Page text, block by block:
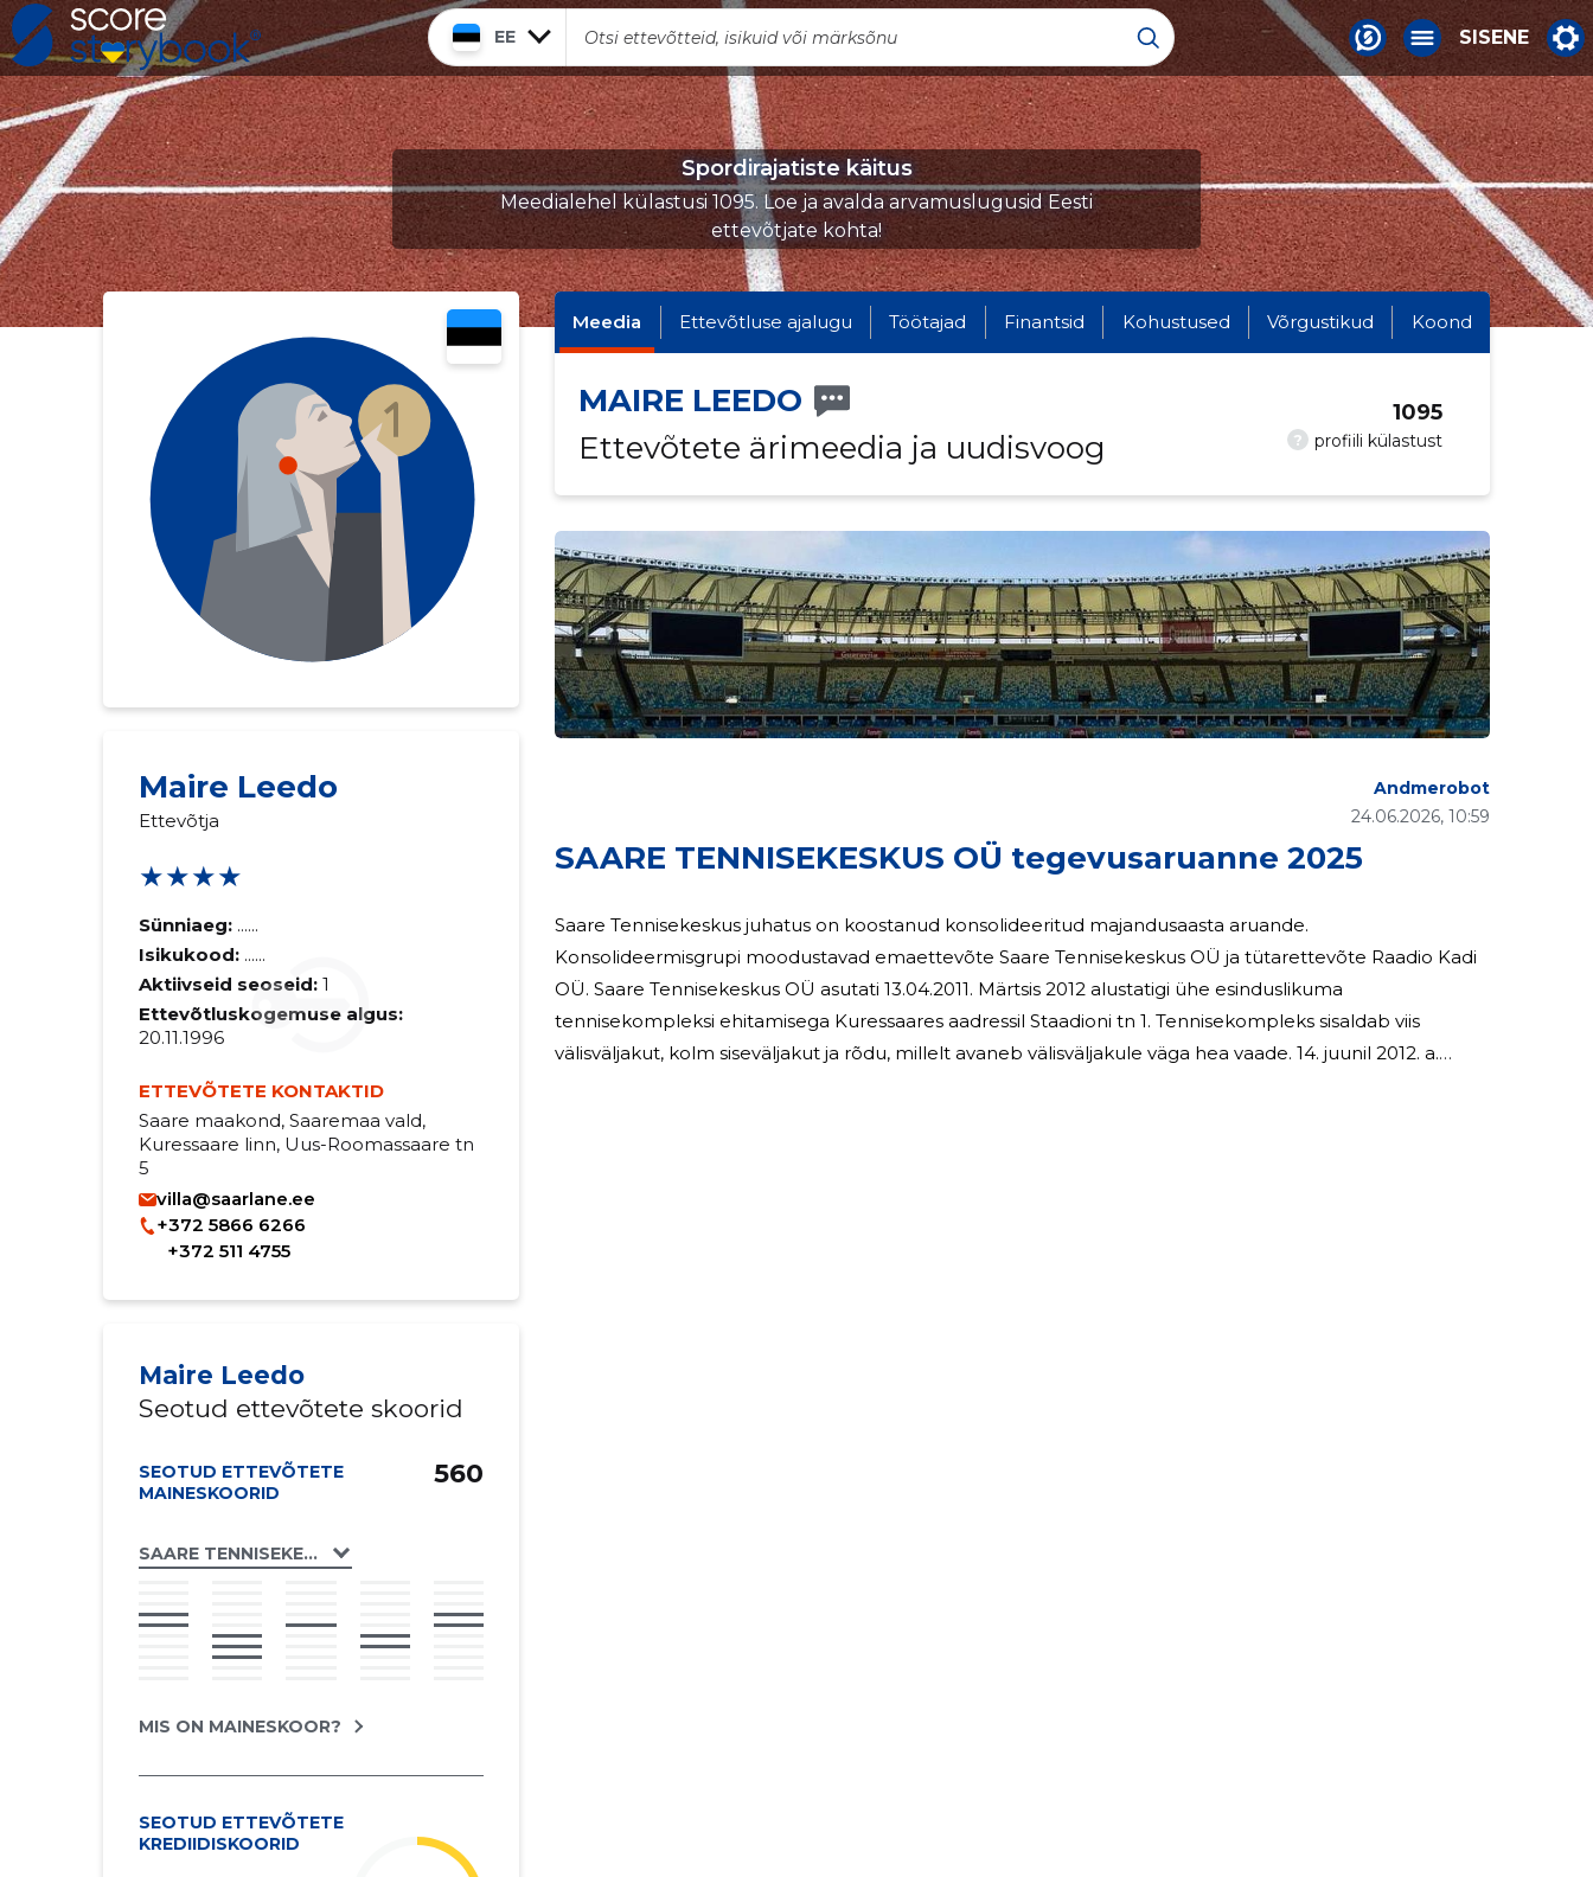
EE SISENE
Spordirajatiste käitus
Meedialehel külastusi 1095. Loe ja avalda arvamuslugusid Eesti
ettevõtjate kohta!
Maire Leedo
Ettevõtja
★★★★
Sünniaeg: ......
Isikukood: ......
Aktiivseid seoseid: 1
Ettevõtluskogemuse algus:
20.11.1996
ETTEVÕTETE KONTAKTID
Saare maakond, Saaremaa vald,
Kuressaare linn, Uus-Roomassaare tn
5
villa@saarlane.ee
+372 5866 6266
+372 511 4755
Maire Leedo
Seotud ettevõtete skoorid
SEOTUD ETTEVÕTETE
MAINESKOORID
SAARE TENNISEKESKUS OÜ
560
MIS ON MAINESKOOR?
SEOTUD ETTEVÕTETE
KREDIIDISKOORID
Meedia Ettevõtluse ajalugu Töötajad Finantsid Kohustused Võrgustikud Koond
MAIRE LEEDO
Ettevõtete ärimeedia ja uudisvoog
? profiili külastust
1095
SAARE TENNISEKESKUS OÜ tegevusaruanne 2025
24.06.2026, 10:59
Andmerobot
Saare Tennisekeskus juhatus on koostanud konsolideeritud majandusaasta aruande.
Konsolideermisgrupi moodustavad emaettevõte Saare Tennisekeskus OÜ ja tütarettevõte Raadio Kadi
OÜ. Saare Tennisekeskus OÜ asutati 13.04.2011. Märtsis 2012 alustatigi ühe esinduslikuma
tennisekompleksi ehitamisega Kuressaares aadressil Staadioni tn 1. Tennisekompleks sisaldab viis
välisväljakut, kolm siseväljakut ja rõdu, millelt avaneb välisväljakule väga hea vaade. 14. juunil 2012. a.